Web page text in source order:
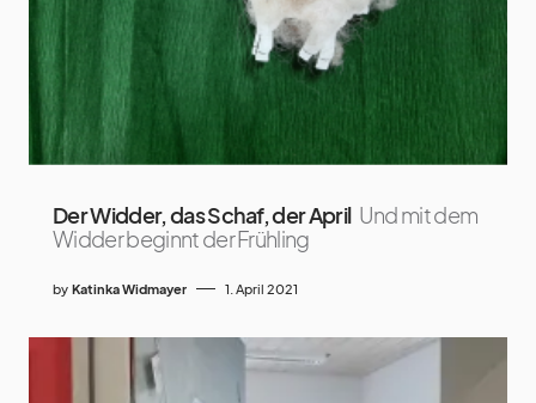
Der Widder, das Schaf, der April Und mit dem
Widder beginnt der Frühling
by Katinka Widmayer 1. April 2021